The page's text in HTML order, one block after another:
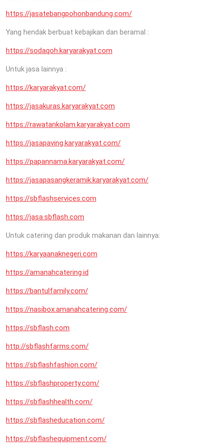
https://jasatebangpohonbandung.com/
Yang hendak berbuat kebajikan dan beramal :
https://sodaqoh.karyarakyat.com
Untuk jasa lainnya :
https://karyarakyat.com/
https://jasakuras.karyarakyat.com
https://rawatankolam.karyarakyat.com
https://jasapaving.karyarakyat.com/
https://papannama.karyarakyat.com/
https://jasapasangkeramik.karyarakyat.com/
https://sbflashservices.com
https://jasa.sbflash.com
Untuk catering dan produk makanan dan lainnya:
https://karyaanaknegeri.com
https://amanahcatering.id
https://bantulfamily.com/
https://nasibox.amanahcatering.com/
https://sbflash.com
http://sbflashfarms.com/
https://sbflashfashion.com/
https://sbflashproperty.com/
https://sbflashhealth.com/
https://sbflasheducation.com/
https://sbflashequipment.com/